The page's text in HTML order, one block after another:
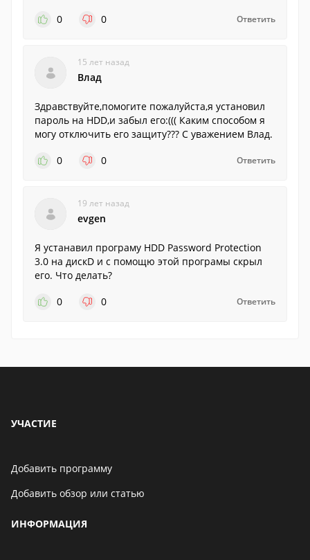
0
0 Ответить
15 лет назад
Влад
Здравствуйте,помогите пожалуйста,я установил
пароль на HDD,и забыл его:((( Каким способом я
могу отключить его защиту??? С уважением Влад.
0
0 Ответить
19 лет назад
evgen
Я устанавил програму HDD Password Protection
3.0 на дискD и с помощю этой програмы скрыл
его. Что делать?
0
0 Ответить
УЧАСТИЕ
Добавить программу
Добавить обзор или статью
ИНФОРМАЦИЯ